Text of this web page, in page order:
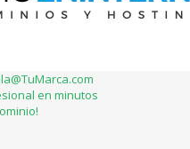
en minutos